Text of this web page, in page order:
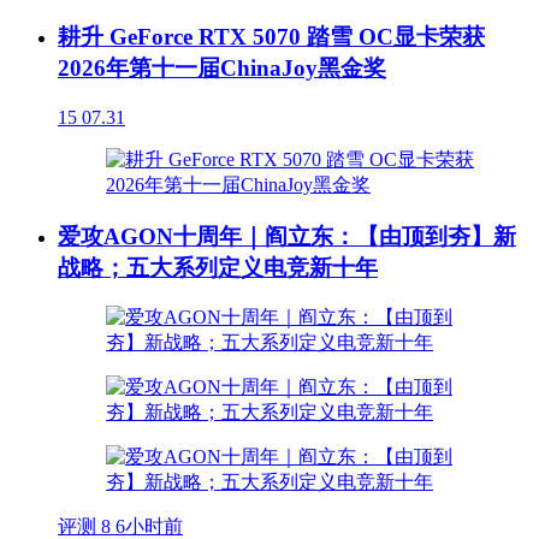
耕升 GeForce RTX 5070 踏雪 OC显卡荣获
2026年第十一届ChinaJoy黑金奖
15 07.31
爱攻AGON十周年｜阎立东：【由顶到夯】新
战略；五大系列定义电竞新十年
评测 8 6小时前